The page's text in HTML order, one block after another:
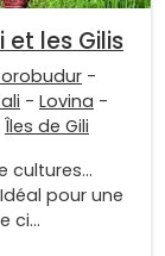
et les Gilis
-
- Lovina -
Îles de Gili
cultures…
pour une
ci...